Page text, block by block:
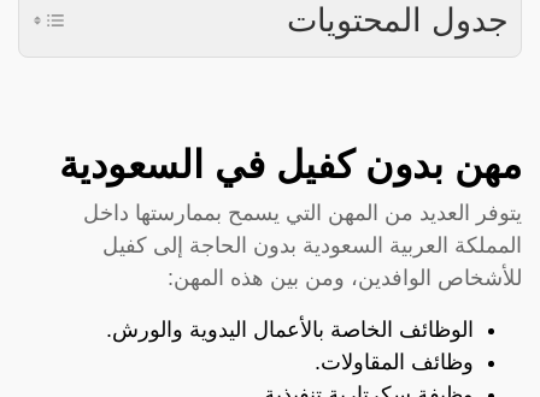
جدول المحتويات
مهن بدون كفيل في السعودية
يتوفر العديد من المهن التي يسمح بممارستها داخل
المملكة العربية السعودية بدون الحاجة إلى كفيل
للأشخاص الوافدين، ومن بين هذه المهن:
الوظائف الخاصة بالأعمال اليدوية والورش.
وظائف المقاولات.